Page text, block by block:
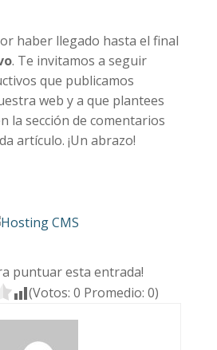
haber llegado hasta el final
. Te invitamos a seguir
que publicamos
web y a que plantees
la sección de comentarios
artículo. ¡Un abrazo!
puntuar esta entrada!
(Votos:0 Promedio:0)